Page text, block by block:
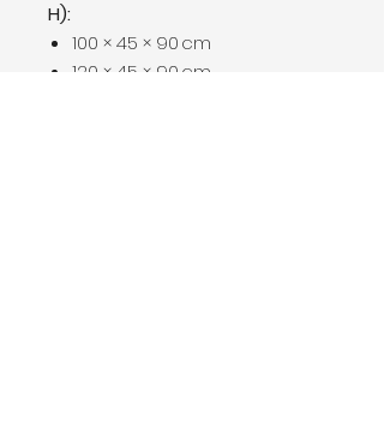
H):
100 × 45 × 90 cm
120 × 45 × 90 cm